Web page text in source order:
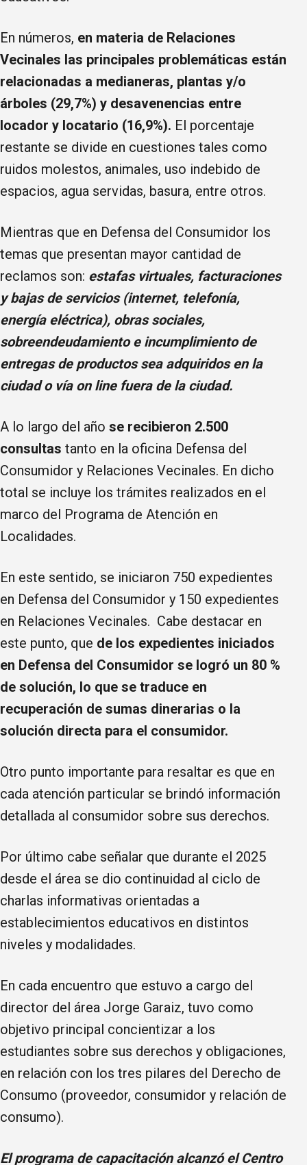
En números, en materia de Relaciones
Vecinales las principales problemáticas están
relacionadas a medianeras, plantas y/o
árboles (29,7%) y desavenencias entre
locador y locatario (16,9%). El porcentaje
restante se divide en cuestiones tales como
ruidos molestos, animales, uso indebido de
espacios, agua servidas, basura, entre otros.
Mientras que en Defensa del Consumidor los
temas que presentan mayor cantidad de
reclamos son: estafas virtuales, facturaciones
y bajas de servicios (internet, telefonía,
energía eléctrica), obras sociales,
sobreendeudamiento e incumplimiento de
entregas de productos sea adquiridos en la
ciudad o vía on line fuera de la ciudad.
A lo largo del año se recibieron 2.500
consultas tanto en la oficina Defensa del
Consumidor y Relaciones Vecinales. En dicho
total se incluye los trámites realizados en el
marco del Programa de Atención en
Localidades.
En este sentido, se iniciaron 750 expedientes
en Defensa del Consumidor y 150 expedientes
en Relaciones Vecinales. Cabe destacar en
este punto, que de los expedientes iniciados
en Defensa del Consumidor se logró un 80 %
de solución, lo que se traduce en
recuperación de sumas dinerarias o la
solución directa para el consumidor.
Otro punto importante para resaltar es que en
cada atención particular se brindó información
detallada al consumidor sobre sus derechos.
Por último cabe señalar que durante el 2025
desde el área se dio continuidad al ciclo de
charlas informativas orientadas a
establecimientos educativos en distintos
niveles y modalidades.
En cada encuentro que estuvo a cargo del
director del área Jorge Garaiz, tuvo como
objetivo principal concientizar a los
estudiantes sobre sus derechos y obligaciones,
en relación con los tres pilares del Derecho de
Consumo (proveedor, consumidor y relación de
consumo).
El programa de capacitación alcanzó el Centro